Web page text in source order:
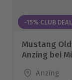
-15% CLUB DEAL
Mustang
Anzing bei
Standort
Anzing